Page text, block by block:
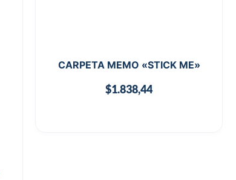
CARPETA MEMO «STICK ME»
$1.838,44